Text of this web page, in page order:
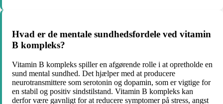
Hvad er de mentale sundhedsfordele ved vitamin
B kompleks?
Vitamin B kompleks spiller en afgørende rolle i at opretholde en
sund mental sundhed. Det hjælper med at producere
neurotransmittere som serotonin og dopamin, som er vigtige for
en stabil og positiv sindstilstand. Vitamin B kompleks kan
derfor være gavnligt for at reducere symptomer på stress, angst